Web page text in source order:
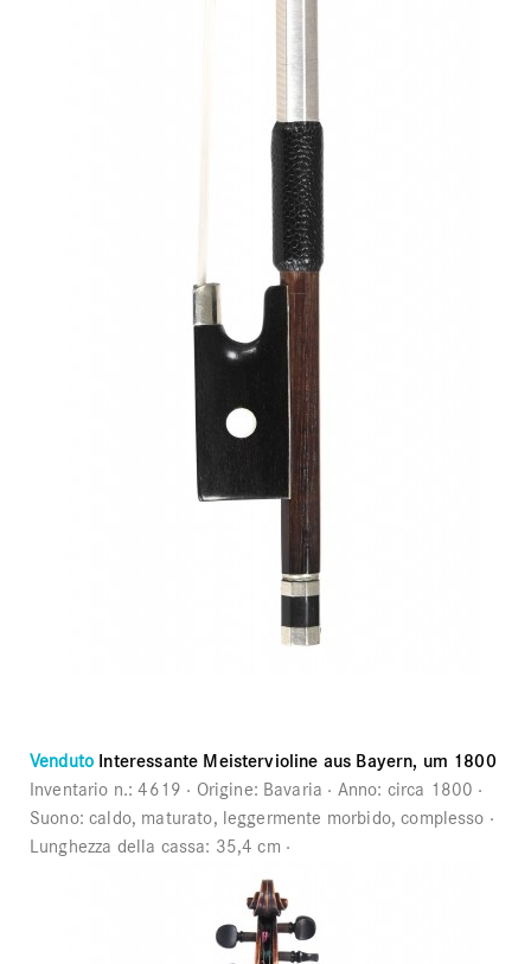
Venduto Interessante Meistervioline aus Bayern, um 1800
Inventario n.:4619 Origine: Bavaria Anno: circa 1800
Suono:caldo, maturato, leggermente morbido, complesso
Lunghezza della cassa: 35,4 cm